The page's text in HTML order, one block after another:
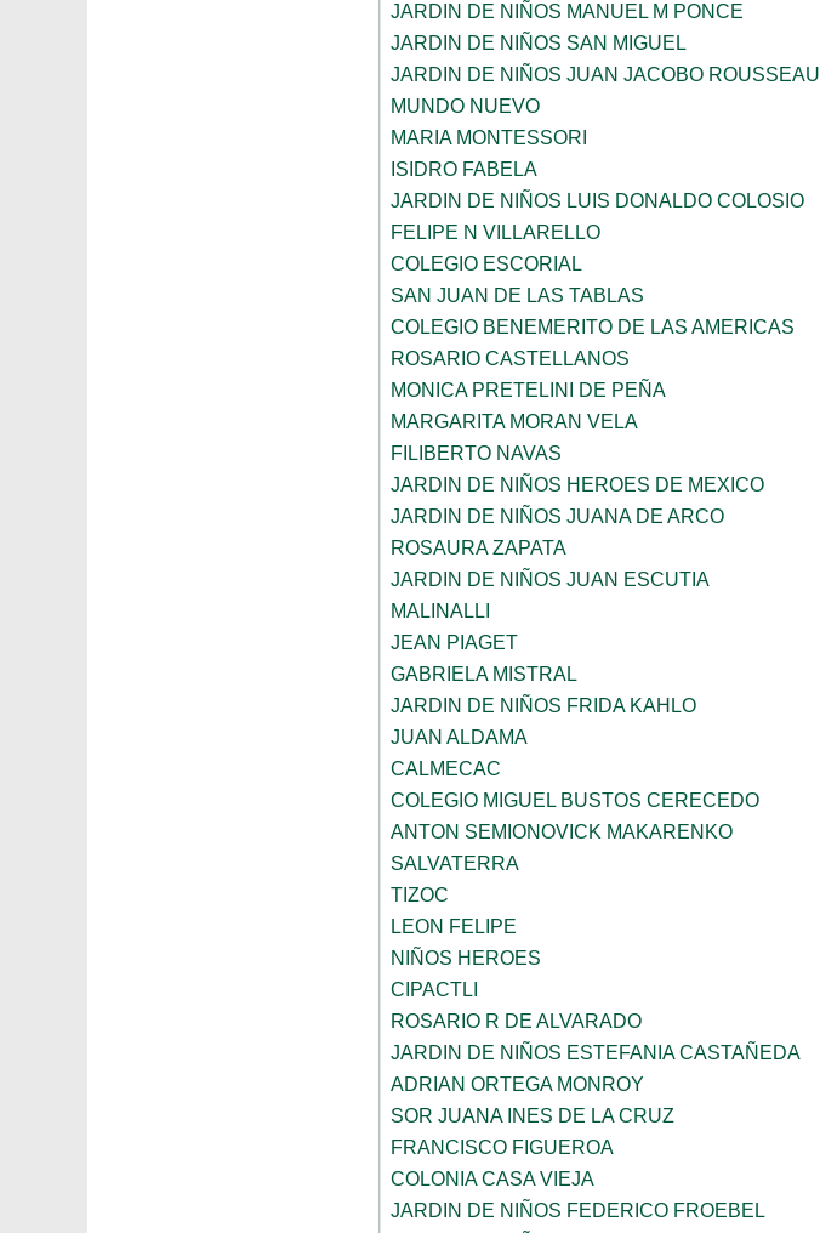
JARDIN DE NIÑOS MANUEL M PONCE
JARDIN DE NIÑOS SAN MIGUEL
JARDIN DE NIÑOS JUAN JACOBO ROUSSEAU
MUNDO NUEVO
MARIA MONTESSORI
ISIDRO FABELA
JARDIN DE NIÑOS LUIS DONALDO COLOSIO
FELIPE N VILLARELLO
COLEGIO ESCORIAL
SAN JUAN DE LAS TABLAS
COLEGIO BENEMERITO DE LAS AMERICAS
ROSARIO CASTELLANOS
MONICA PRETELINI DE PEÑA
MARGARITA MORAN VELA
FILIBERTO NAVAS
JARDIN DE NIÑOS HEROES DE MEXICO
JARDIN DE NIÑOS JUANA DE ARCO
ROSAURA ZAPATA
JARDIN DE NIÑOS JUAN ESCUTIA
MALINALLI
JEAN PIAGET
GABRIELA MISTRAL
JARDIN DE NIÑOS FRIDA KAHLO
JUAN ALDAMA
CALMECAC
COLEGIO MIGUEL BUSTOS CERECEDO
ANTON SEMIONOVICK MAKARENKO
SALVATERRA
TIZOC
LEON FELIPE
NIÑOS HEROES
CIPACTLI
ROSARIO R DE ALVARADO
JARDIN DE NIÑOS ESTEFANIA CASTAÑEDA
ADRIAN ORTEGA MONROY
SOR JUANA INES DE LA CRUZ
FRANCISCO FIGUEROA
COLONIA CASA VIEJA
JARDIN DE NIÑOS FEDERICO FROEBEL